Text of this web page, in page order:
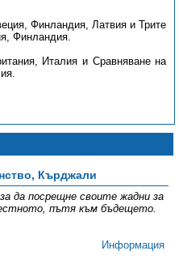
Финландия, Латвия и Трите
Финландия.
Италия и Сравняване на
Кърджали
да посрещне своите жадни за
пътя към бъдещето.
Информация